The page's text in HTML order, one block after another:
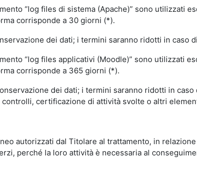
“log files di sistema (Apache)” sono utilizzati
corrisponde a 30 giorni (*).
dei dati; i termini saranno ridotti in caso
“log files applicativi (Moodle)” sono utilizzati
corrisponde a 365 giorni (*).
dei dati; i termini saranno ridotti in
certificazione di attività svolte o altri
autorizzati dal Titolare al trattamento, in
perché la loro attività è necessaria al